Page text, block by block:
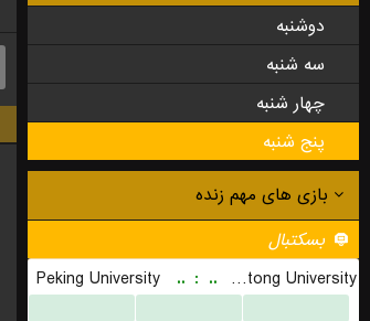
دوشنبه
سه شنبه
چهار شنبه
پنج شنبه